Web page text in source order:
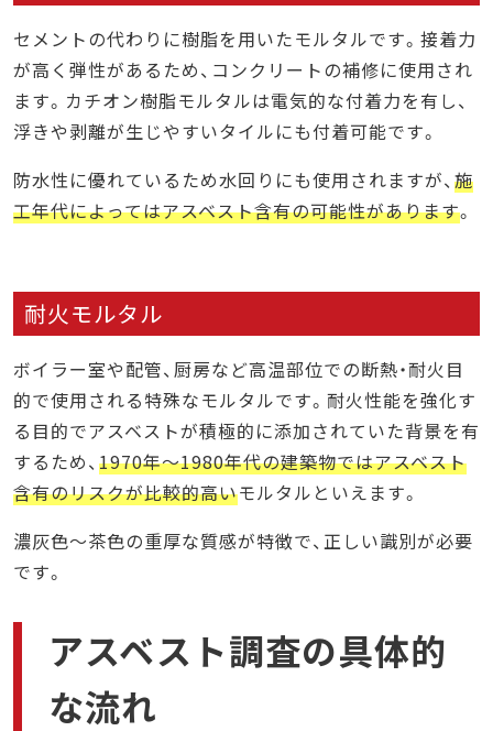
セメントの代わりに樹脂を用いたモルタルです。接着力
が高く弾性があるため、コンクリートの補修に使用され
ます。カチオン樹脂モルタルは電気的な付着力を有し、
浮きや剥離が生じやすいタイルにも付着可能です。
防水性に優れているため水回りにも使用されますが、施
工年代によってはアスベスト含有の可能性があります。
耐火モルタル
ボイラー室や配管、厨房など高温部位での断熱・耐火目
的で使用される特殊なモルタルです。耐火性能を強化す
る目的でアスベストが積極的に添加されていた背景を有
するため、1970年〜1980年代の建築物ではアスベスト
含有のリスクが比較的高いモルタルといえます。
濃灰色〜茶色の重厚な質感が特徴で、正しい識別が必要
です。
アスベスト調査の具体的
な流れ